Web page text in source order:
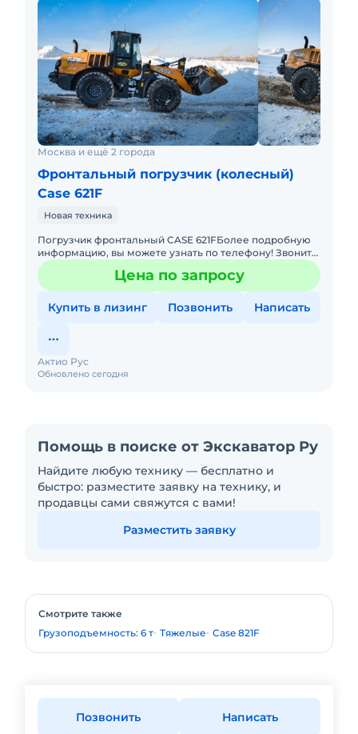
Москва и ещё 2 города
Фронтальный погрузчик (колесный)
Case 621F
Новая техника
Погрузчик фронтальный CASE 621FБолее подробную
информацию, вы можете узнать по телефону! Звоните
прямо сейчас! Не упустите свой шанс! Основные
преимущества: &buЦена по запросу
Купить в лизинг Позвонить Написать
Обновлено сегодня
Актио Рус
Помощь в поиске от Экскаватор Ру
Найдите любую технику — бесплатно и
быстро: разместите заявку на технику, и
продавцы сами свяжутся с вами!
Разместить заявку
Смотрите также
Грузоподъемность: 6 т Тяжелые Case 821F
Позвонить Написать